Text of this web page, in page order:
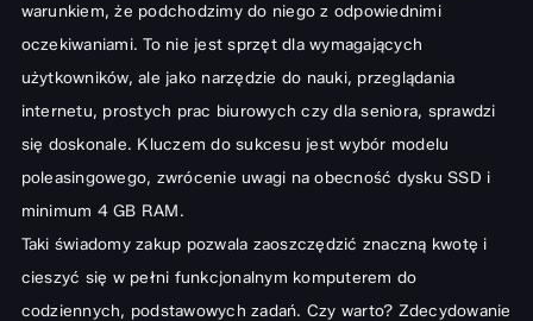
warunkiem, że podchodzimy do niego z odpowiednimi
oczekiwaniami. To nie jest sprzęt dla wymagających
użytkowników, ale jako narzędzie do nauki, przeglądania
internetu, prostych prac biurowych czy dla seniora, sprawdzi
się doskonale. Kluczem do sukcesu jest wybór modelu
poleasingowego, zwrócenie uwagi na obecność dysku SSD i
minimum 4 GB RAM.
Taki świadomy zakup pozwala zaoszczędzić znaczną kwotę i
cieszyć się w pełni funkcjonalnym komputerem do
codziennych, podstawowych zadań. Czy warto? Zdecydowanie